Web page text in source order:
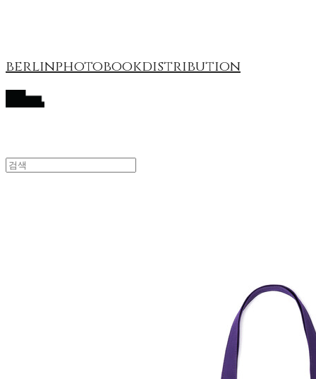
berlinphotobookdistribution